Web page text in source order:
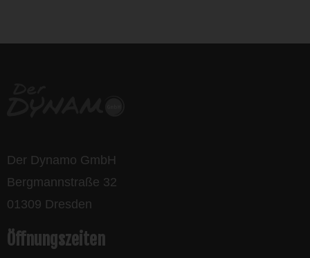
Der Dynamo GmbH
Bergmannstraße 32
01309 Dresden
Öffnungszeiten